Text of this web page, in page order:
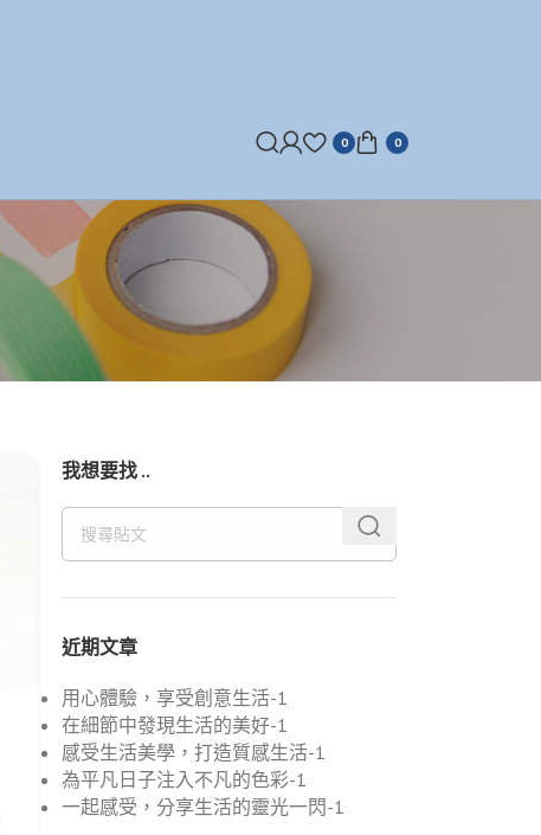
0 0
我想要找 ..
近期文章
用心體驗，享受創意生活-1
在細節中發現生活的美好-1
感受生活美學，打造質感生活-1
為平凡日子注入不凡的色彩-1
一起感受，分享生活的靈光一閃-1